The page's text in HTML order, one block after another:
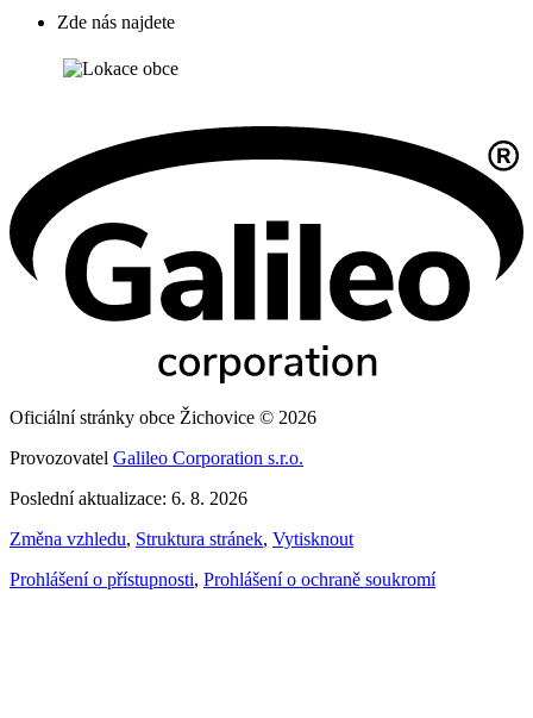
Zde nás najdete
Oficiální stránky obce Žichovice © 2026
Provozovatel Galileo Corporation s.r.o.
Poslední aktualizace: 6. 8. 2026
Změna vzhledu, Struktura stránek, Vytisknout
Prohlášení o přístupnosti, Prohlášení o ochraně soukromí